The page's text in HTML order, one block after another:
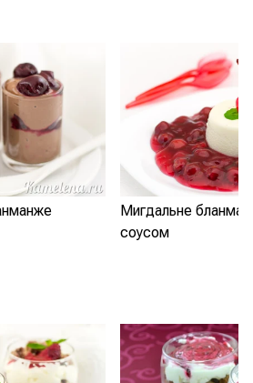
Мигдальне
соусом